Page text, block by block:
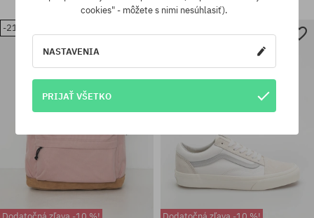
Dostupné veľkosti:
37; 38; 38.5; 39; 40; 40.5; 41;
37; 38; 38.5; 39; 40; 40.5; 41
86,90 € 61,90 € 65,90 € 51,90 €
-21%
cookies" - môžete s nimi nesúhlasiť).
NASTAVENIA
PRIJAŤ VŠETKO